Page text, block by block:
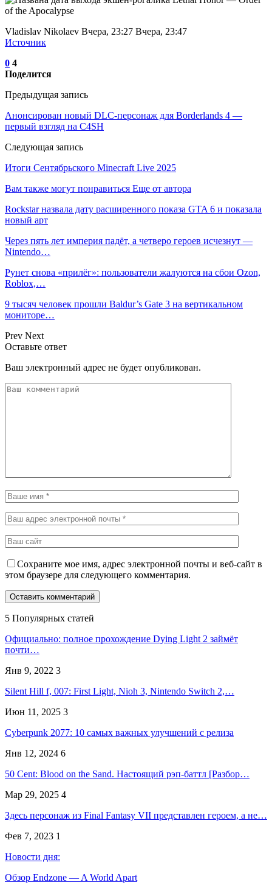
Vladislav Nikolaev Вчера, 23:27 Вчера, 23:47
Источник
0 4
Поделится
Предыдущая запись
Анонсирован новый DLC-персонаж для Borderlands 4 —
первый взгляд на C4SH
Следующая запись
Итоги Сентябрьского Minecraft Live 2025
Вам также могут понравиться Еще от автора
Rockstar назвала дату расширенного показа GTA 6 и показала
новый арт
Через пять лет империя падёт, а четверо героев исчезнут —
Nintendo…
Рунет снова «прилёг»: пользователи жалуются на сбои Ozon,
Roblox,…
9 тысяч человек прошли Baldur’s Gate 3 на вертикальном
мониторе…
Prev Next
Оставьте ответ
Ваш электронный адрес не будет опубликован.
Сохраните мое имя, адрес электронной почты и веб-сайт в
этом браузере для следующего комментария.
5 Популярных статей
Официально: полное прохождение Dying Light 2 займёт
почти…
Янв 9, 2022 3
Silent Hill f, 007: First Light, Nioh 3, Nintendo Switch 2,…
Июн 11, 2025 3
Cyberpunk 2077: 10 самых важных улучшений с релиза
Янв 12, 2024 6
50 Cent: Blood on the Sand. Настоящий рэп-баттл [Разбор…
Мар 29, 2025 4
Здесь персонаж из Final Fantasy VII представлен героем, а не…
Фев 7, 2023 1
Новости дня:
Обзор Endzone — A World Apart